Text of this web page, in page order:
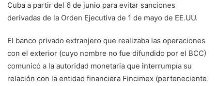
Cuba a partir del 6 de junio para evitar sanciones
derivadas de la Orden Ejecutiva de 1 de mayo de EE.UU.
El banco privado extranjero que realizaba las operaciones
con el exterior (cuyo nombre no fue difundido por el BCC)
comunicó a la autoridad monetaria que interrumpía su
relación con la entidad financiera Fincimex (perteneciente